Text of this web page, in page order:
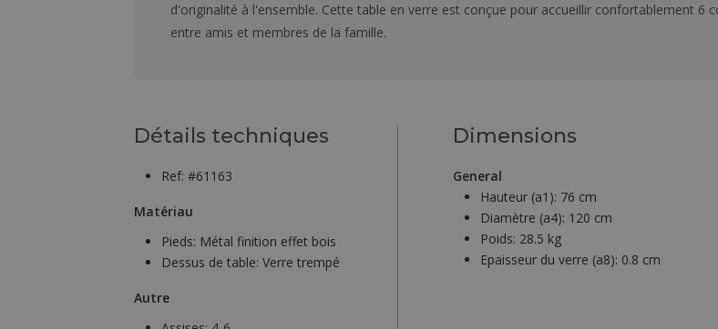
d'originalité à l'ensemble. Cette table en verre est conçue pour accueillir confortablement 6
entre amis et membres de la famille.
Détails techniques
Ref: #61163
Matériau
Pieds: Métal finition effet bois
Dessus de table: Verre trempé
Autre
Dimensions
General
Hauteur (a1): 76 cm
Diamètre (a4): 120 cm
Poids: 28.5 kg
Epaisseur du verre (a8): 0.8 cm